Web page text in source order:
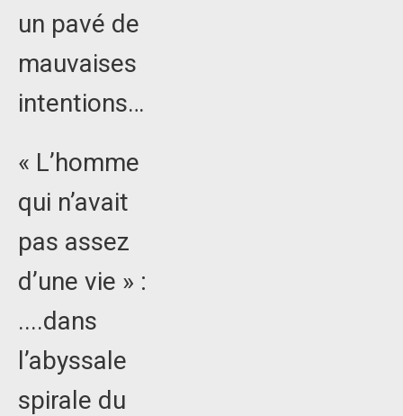
un pavé de
mauvaises
intentions…
« L’homme
qui n’avait
pas assez
d’une vie » :
....dans
l’abyssale
spirale du